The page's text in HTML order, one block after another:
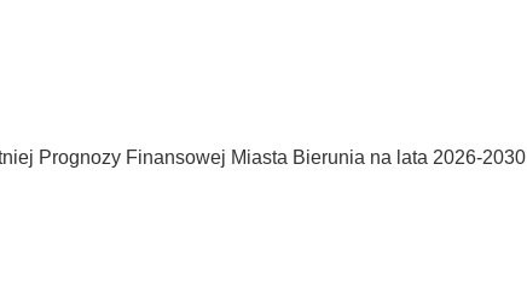
Prognozy Finansowej Miasta Bierunia na lata 2026-2030